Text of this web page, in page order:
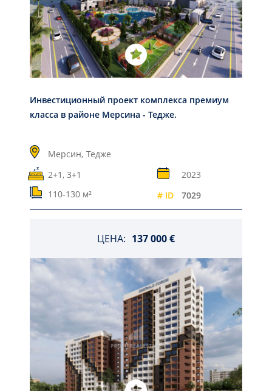
Инвестиционный проект комплекса премиум
класса в районе Мерсина - Тедже.
Мерсин, Тедже
2+1, 3+1
2023
110-130 м²
# ID 7029
ЦЕНА: 137 000 €